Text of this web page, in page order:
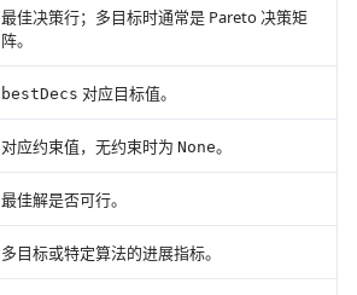
最佳决策行；多目标时通常是 Pareto 决策矩
阵。
bestDecs 对应目标值。
对应约束值，无约束时为 None。
最佳解是否可行。
多目标或特定算法的进展指标。